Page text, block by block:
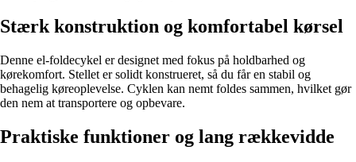
Stærk konstruktion og komfortabel kørsel
Denne el-foldecykel er designet med fokus på holdbarhed og
kørekomfort. Stellet er solidt konstrueret, så du får en stabil og
behagelig køreoplevelse. Cyklen kan nemt foldes sammen, hvilket gør
den nem at transportere og opbevare.
Praktiske funktioner og lang rækkevidde